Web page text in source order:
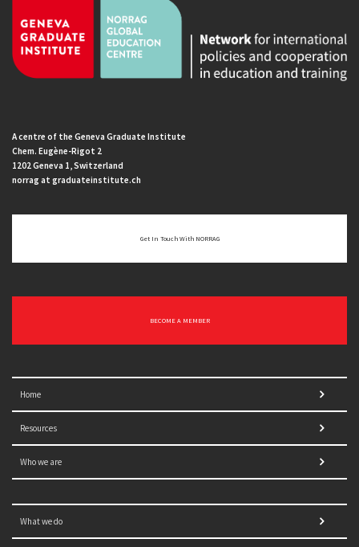
A centre of the Geneva Graduate Institute
Chem. Eugène-Rigot 2
1202 Geneva 1, Switzerland
norrag at graduateinstitute.ch
Get In Touch With NORRAG
BECOME A MEMBER
Home
Resources
Who we are
What we do